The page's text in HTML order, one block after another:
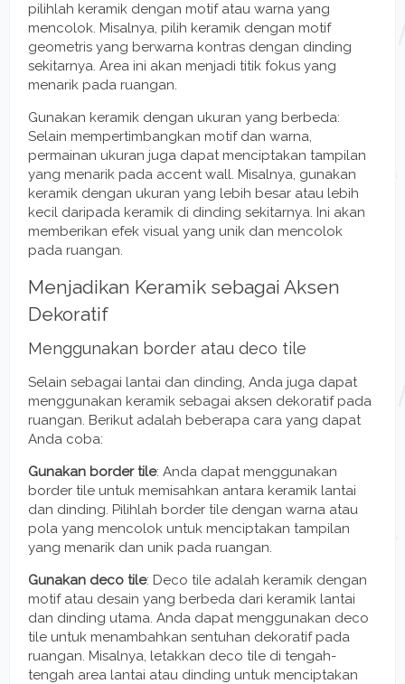
pilihlah keramik dengan motif atau warna yang
mencolok. Misalnya, pilih keramik dengan motif
geometris yang berwarna kontras dengan dinding
sekitarnya. Area ini akan menjadi titik fokus yang
menarik pada ruangan.
Gunakan keramik dengan ukuran yang berbeda:
Selain mempertimbangkan motif dan warna,
permainan ukuran juga dapat menciptakan tampilan
yang menarik pada accent wall. Misalnya, gunakan
keramik dengan ukuran yang lebih besar atau lebih
kecil daripada keramik di dinding sekitarnya. Ini akan
memberikan efek visual yang unik dan mencolok
pada ruangan.
Menjadikan Keramik sebagai Aksen
Dekoratif
Menggunakan border atau deco tile
Selain sebagai lantai dan dinding, Anda juga dapat
menggunakan keramik sebagai aksen dekoratif pada
ruangan. Berikut adalah beberapa cara yang dapat
Anda coba:
Gunakan border tile: Anda dapat menggunakan
border tile untuk memisahkan antara keramik lantai
dan dinding. Pilihlah border tile dengan warna atau
pola yang mencolok untuk menciptakan tampilan
yang menarik dan unik pada ruangan.
Gunakan deco tile: Deco tile adalah keramik dengan
motif atau desain yang berbeda dari keramik lantai
dan dinding utama. Anda dapat menggunakan deco
tile untuk menambahkan sentuhan dekoratif pada
ruangan. Misalnya, letakkan deco tile di tengah-
tengah area lantai atau dinding untuk menciptakan